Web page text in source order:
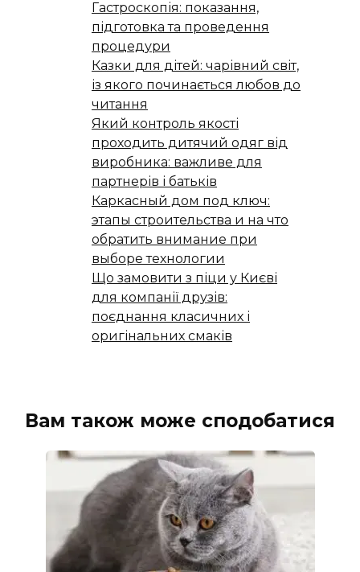
Гастроскопія: показання,
підготовка та проведення
процедури
Казки для дітей: чарівний світ,
із якого починається любов до
читання
Який контроль якості
проходить дитячий одяг від
виробника: важливе для
партнерів і батьків
Каркасный дом под ключ:
этапы строительства и на что
обратить внимание при
выборе технологии
Що замовити з піци у Києві
для компанії друзів:
поєднання класичних і
оригінальних смаків
Вам також може сподобатися